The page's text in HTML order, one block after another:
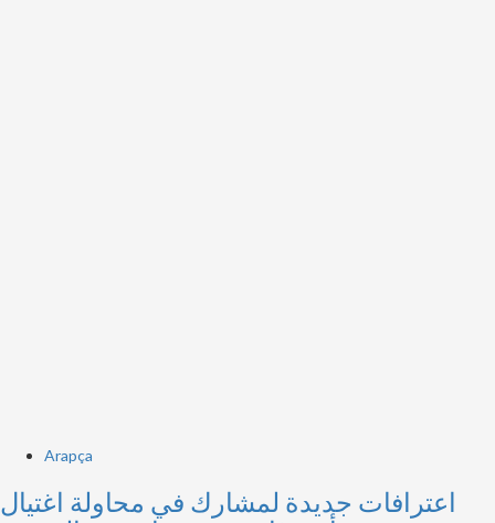
Arapça
اعترافات جديدة لمشارك في محاولة اغتيال